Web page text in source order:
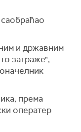
и државним
затраже",
према
оператер